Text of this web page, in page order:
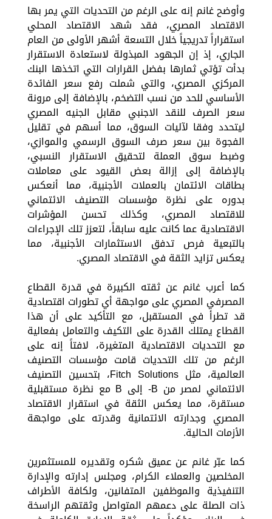
وأوضح غانم إنه على الرغم من التحديات التي يمر بها
الاقتصاد المصري، فقد شهد الاقتصاد المحلي
استقراراً تدريجياً خلال التسعة أشهر الأولى من العام
الجاري، إذ إن الجهود المبذولة لاستعادة الاستقرار
بدأت تؤتي ثمارها بفضل القرارات التي اتخذها البنك
المركزي المصري، والتي شملت رفع سعر الفائدة
الأساسي للحد من نسب التضخم، بالإضافة إلى مرونة
سعر الصرف للنقد الاجنبي مقابل الجنيه المصري
ليتحدد وفقا لآليات السوق، مما أسهم في تقليل
الفجوة بين سعر صرف السوق الرسمي والموازي،
وضبط سوق العملة لتحقيق الاستقرار النسبي،
بالإضافة إلى إزالة بعض القيود على معاملات
بطاقات الائتمان بالعملات الأجنبية، مما أنعكس
بدوره على نظرة مؤسسات التصنيف الائتماني
للاقتصاد المصري، وكذلك تحسن المؤشرات
الاقتصادية عما كانت عليه سابقاً، لتعزز تلك الإجراءات
بالتبعية فرص تدفق الاستثمارات الأجنبية، مما
يعكس تزايد الثقة في الاقتصاد المصري.
كما أعرب غانم عن ثقته الكبيرة في قدرة القطاع
المصرفي المصري على مواجهة أي تطورات اقتصادية
قد تطرأ في المستقبل، مع التأكيد على أن هذا
القطاع يمتلك القدرة على التكيف والتعامل بفعالية
مع التحديات الاقتصادية المتغيرة، لافتاً إنه على
الرغم من تلك التحديات قامت مؤسسات التصنيف
العالمية، مثل Fitch Solutions، بتحسين التصنيف
الائتماني لمصر من B- إلى B مع نظرة مستقبلية
مستقرة، مما يعكس الثقة في استقرار الاقتصاد
المصري وجدارته الائتمانية وقدرته على مواجهة
الأزمات الحالية.
كما عبّر غانم عن عميق شكره وتقديره للمستثمرين
المخلصين والعملاء الكرام، ومجلس إدارته والإدارة
التنفيذية والموظفين المتفانين، ولكافة الأطراف
ذات الصلة على دعمهم المتواصل وثقتهم الراسخة